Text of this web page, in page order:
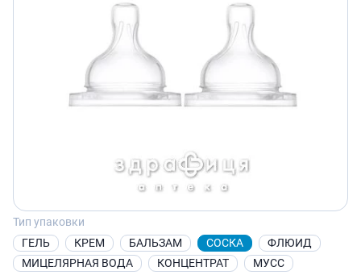
Тип упаковки
ГЕЛЬ
КРЕМ БАЛЬЗАМ СОСКА
ФЛЮИД
МИЦЕЛЯРНАЯ ВОДА
КОНЦЕНТРАТ
МУСС